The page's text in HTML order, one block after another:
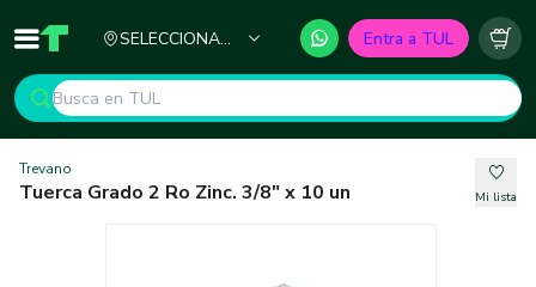
Inicio TUL - Tu Marketplace de Construcción
SELECCIONA
Entra a TUL
Trevano
Tuerca Grado 2 Ro Zinc. 3/8" x 10 un Mi lista